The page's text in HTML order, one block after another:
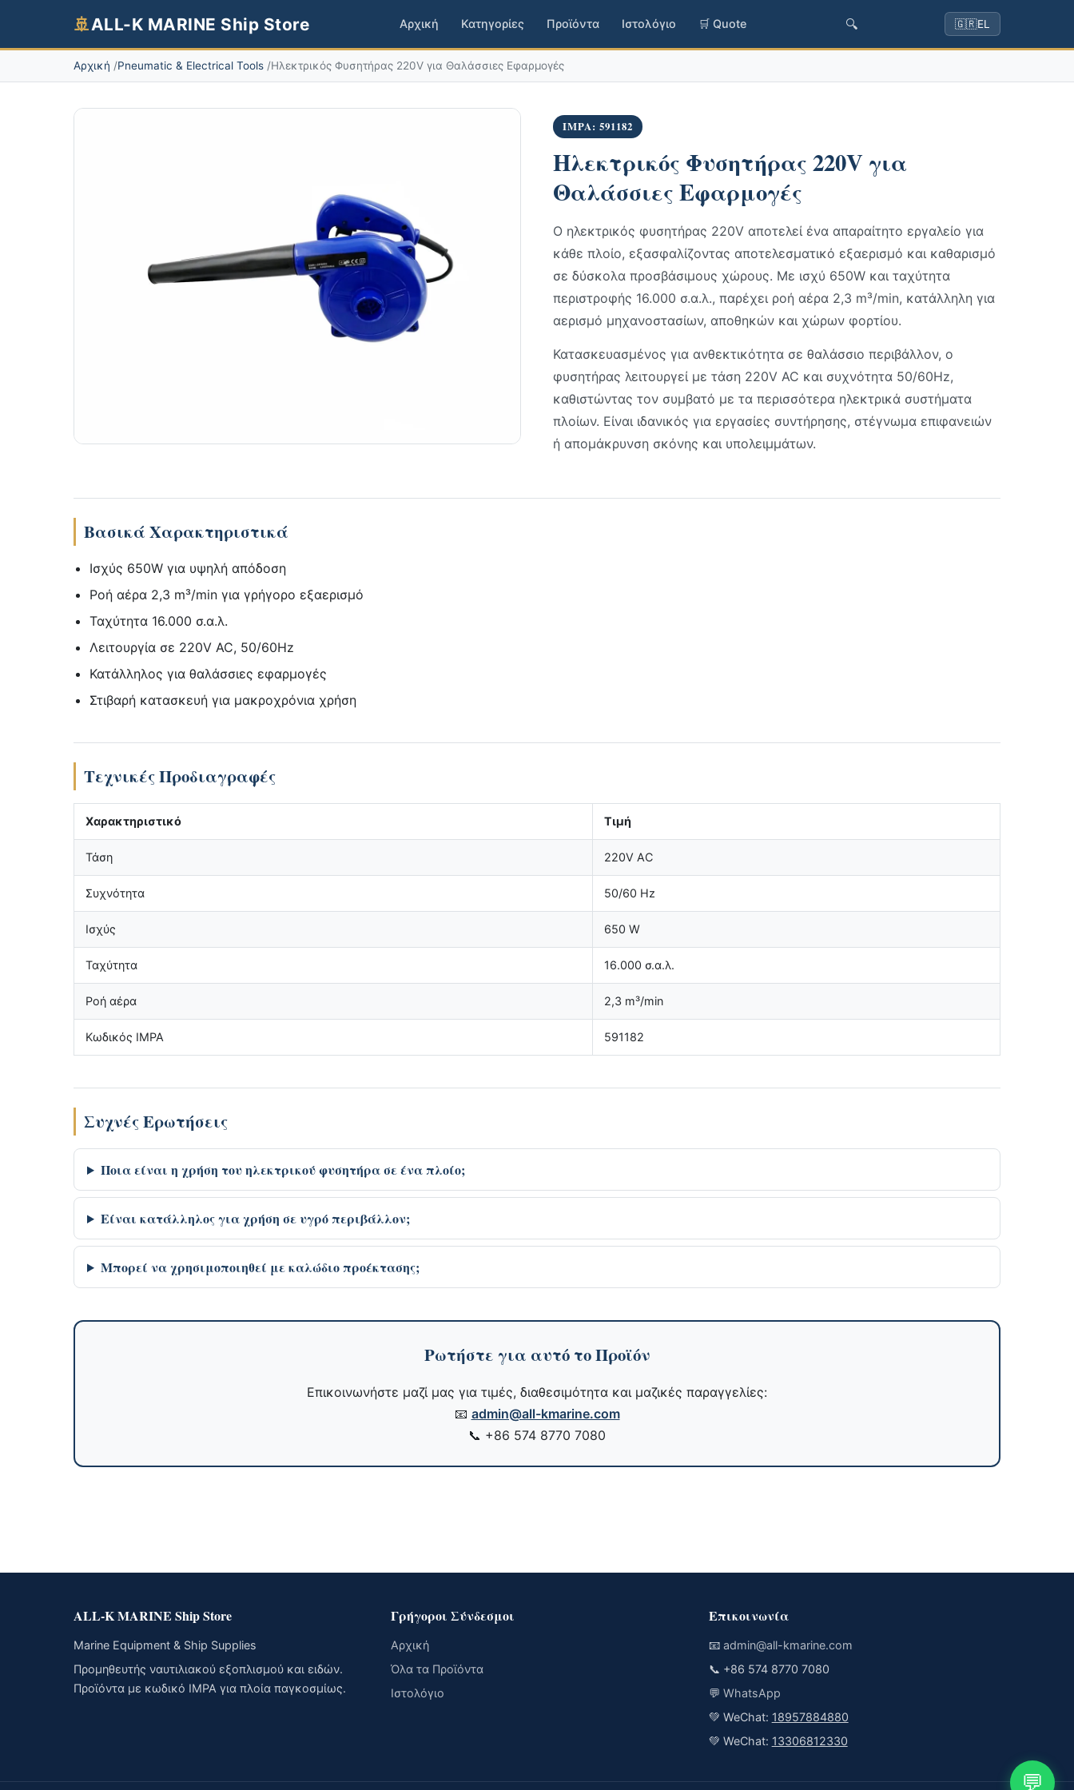
🚢ALL-K MARINE Ship Store Αρχική Κατηγορίες Προϊόντα Ιστολόγιο 🛒 Quote 🔍 🇬🇷EL
Αρχική Pneumatic & Electrical Tools Ηλεκτρικός Φυσητήρας 220V για Θαλάσσιες Εφαρμογές
IMPA: 591182
Ηλεκτρικός Φυσητήρας 220V για
Θαλάσσιες Εφαρμογές
Ο ηλεκτρικός φυσητήρας 220V αποτελεί ένα απαραίτητο εργαλείο για
κάθε πλοίο, εξασφαλίζοντας αποτελεσματικό εξαερισμό και καθαρισμό
σε δύσκολα προσβάσιμους χώρους. Με ισχύ 650W και ταχύτητα
περιστροφής 16.000 σ.α.λ., παρέχει ροή αέρα 2,3 m³/min, κατάλληλη για
αερισμό μηχανοστασίων, αποθηκών και χώρων φορτίου.
Κατασκευασμένος για ανθεκτικότητα σε θαλάσσιο περιβάλλον, ο
φυσητήρας λειτουργεί με τάση 220V AC και συχνότητα 50/60Hz,
καθιστώντας τον συμβατό με τα περισσότερα ηλεκτρικά συστήματα
πλοίων. Είναι ιδανικός για εργασίες συντήρησης, στέγνωμα επιφανειών
ή απομάκρυνση σκόνης και υπολειμμάτων.
Βασικά Χαρακτηριστικά
Ισχύς 650W για υψηλή απόδοση
Ροή αέρα 2,3 m³/min για γρήγορο εξαερισμό
Ταχύτητα 16.000 σ.α.λ.
Λειτουργία σε 220V AC, 50/60Hz
Κατάλληλος για θαλάσσιες εφαρμογές
Στιβαρή κατασκευή για μακροχρόνια χρήση
Τεχνικές Προδιαγραφές
Χαρακτηριστικό Τιμή
Τάση 220V AC
Συχνότητα 50/60 Hz
Ισχύς 650 W
Ταχύτητα 16.000 σ.α.λ.
Ροή αέρα 2,3 m³/min
Κωδικός IMPA 591182
Συχνές Ερωτήσεις
Ποια είναι η χρήση του ηλεκτρικού φυσητήρα σε ένα πλοίο;
Είναι κατάλληλος για χρήση σε υγρό περιβάλλον;
Μπορεί να χρησιμοποιηθεί με καλώδιο προέκτασης;
Ρωτήστε για αυτό το Προϊόν
Επικοινωνήστε μαζί μας για τιμές, διαθεσιμότητα και μαζικές παραγγελίες:
📧 admin@all-kmarine.com
📞 +86 574 8770 7080
ALL-K MARINE Ship Store
Marine Equipment & Ship Supplies
Προμηθευτής ναυτιλιακού εξοπλισμού και ειδών.
Προϊόντα με κωδικό IMPA για πλοία παγκοσμίως.
Γρήγοροι Σύνδεσμοι
Αρχική
Όλα τα Προϊόντα
Ιστολόγιο
Επικοινωνία
📧 admin@all-kmarine.com
📞 +86 574 8770 7080
💬 WhatsApp
💚 WeChat: 18957884880
💚 WeChat: 13306812330
💬